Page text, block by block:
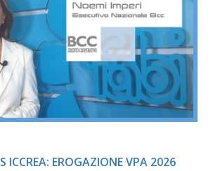
ICCREA: EROGAZIONE VPA 2026